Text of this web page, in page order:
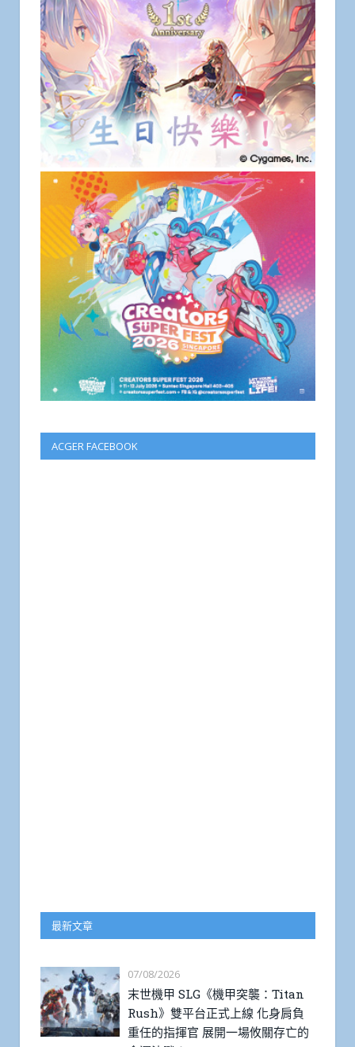
ACGER FACEBOOK
最新文章
07/08/2026
末世機甲 SLG《機甲突襲：Titan
Rush》雙平台正式上線 化身肩負
重任的指揮官 展開一場攸關存亡的